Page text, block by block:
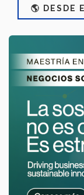
🌎 DESDE